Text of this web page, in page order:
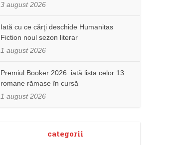
3 august 2026
Iată cu ce cărţi deschide Humanitas
Fiction noul sezon literar
1 august 2026
Premiul Booker 2026: iată lista celor 13
romane rămase în cursă
1 august 2026
categorii